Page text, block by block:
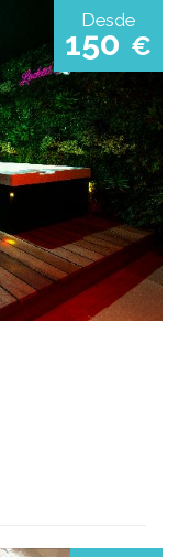
Desde
150 €